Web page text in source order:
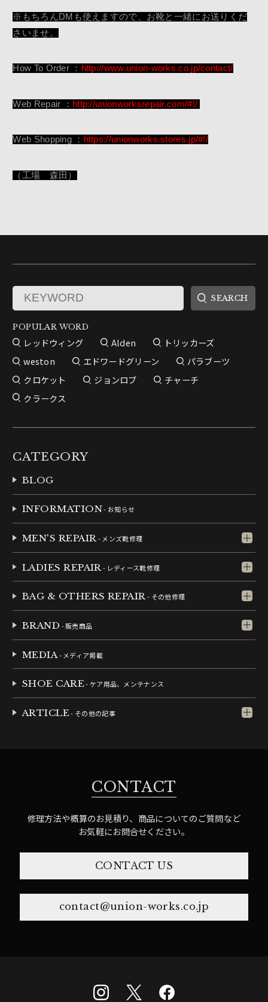
※もちろんDMも使えますので、お靴と一緒にお送りくだ
さいませ。
How To Order ： http://www.union-works.co.jp/contact/
Web Repair ： http://unionworksrepair.com/#!/
Web Shopping ： https://unionworks.stores.jp/#!/
（工場 森田）
POPULAR WORD
レッドウィング Alden
トリッカーズ
weston
エドワードグリーン
パラブーツ
クロケット
ジョンロブ
チャーチ
クラークス
CATEGORY
BLOG
INFORMATION- お知らせ
MEN'S REPAIR- メンズ靴修理
LADIES REPAIR - レディース靴修理
BAG & OTHERS REPAIR- その他修理
BRAND - 販売商品
MEDIA- メディア掲載
SHOE CARE- ケア用品、メンテナンス
ARTICLE- その他の記事
CONTACT
修理方法や概算のお見積り、商品についてのご質問など
お気軽にお問合せください。
CONTACT US
contact@union-works.co.jp